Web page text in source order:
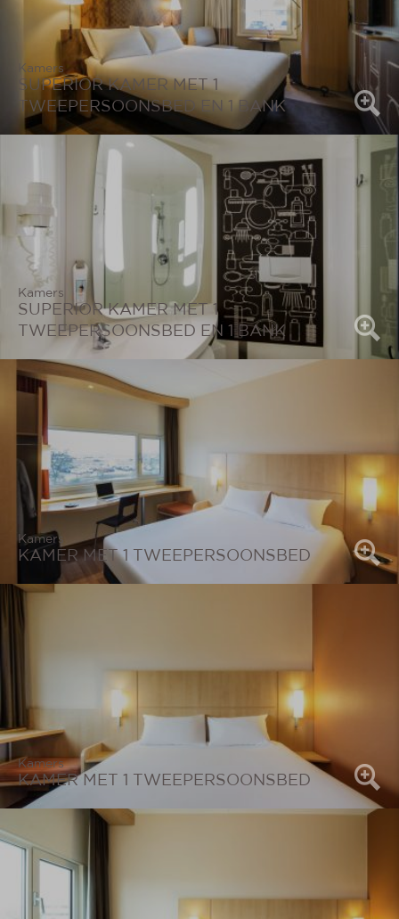
Kamers
SUPERIOR KAMER MET 1
TWEEPERSOONSBED EN 1 BANK
Kamers
SUPERIOR KAMER MET 1
TWEEPERSOONSBED EN 1 BANK
Kamers
KAMER MET 1 TWEEPERSOONSBED
Kamers
KAMER MET 1 TWEEPERSOONSBED